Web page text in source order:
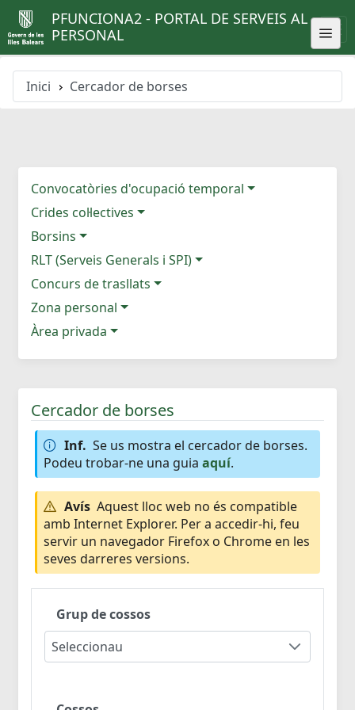
PFUNCIONA2 - PORTAL DE SERVEIS AL
PERSONAL
Inici Cercador de borses
Convocatòries d'ocupació temporal
Crides col·lectives
Borsins
RLT (Serveis Generals i SPI)
Concurs de trasllats
Zona personal
Àrea privada
Cercador de borses
Inf. Se us mostra el cercador de borses.
Podeu trobar-ne una guia aquí.
Avís Aquest lloc web no és compatible
amb Internet Explorer. Per a accedir-hi, feu
servir un navegador Firefox o Chrome en les
seves darreres versions.
Grup de cossos
Seleccionau